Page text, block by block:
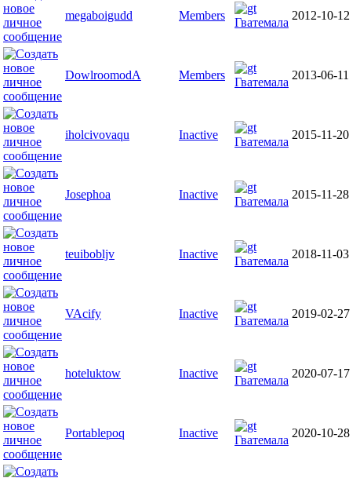
megaboigudd Members
Гватемала
2012-10-12
DowlroomodA Members
Гватемала
2013-06-11
iholcivovaqu Inactive
Гватемала
2015-11-20
Josephoa Inactive
Гватемала
2015-11-28
teuibobljv Inactive
Гватемала
2018-11-03
VAcify Inactive
Гватемала
2019-02-27
hoteluktow Inactive
Гватемала
2020-07-17
Portablepoq Inactive
Гватемала
2020-10-28